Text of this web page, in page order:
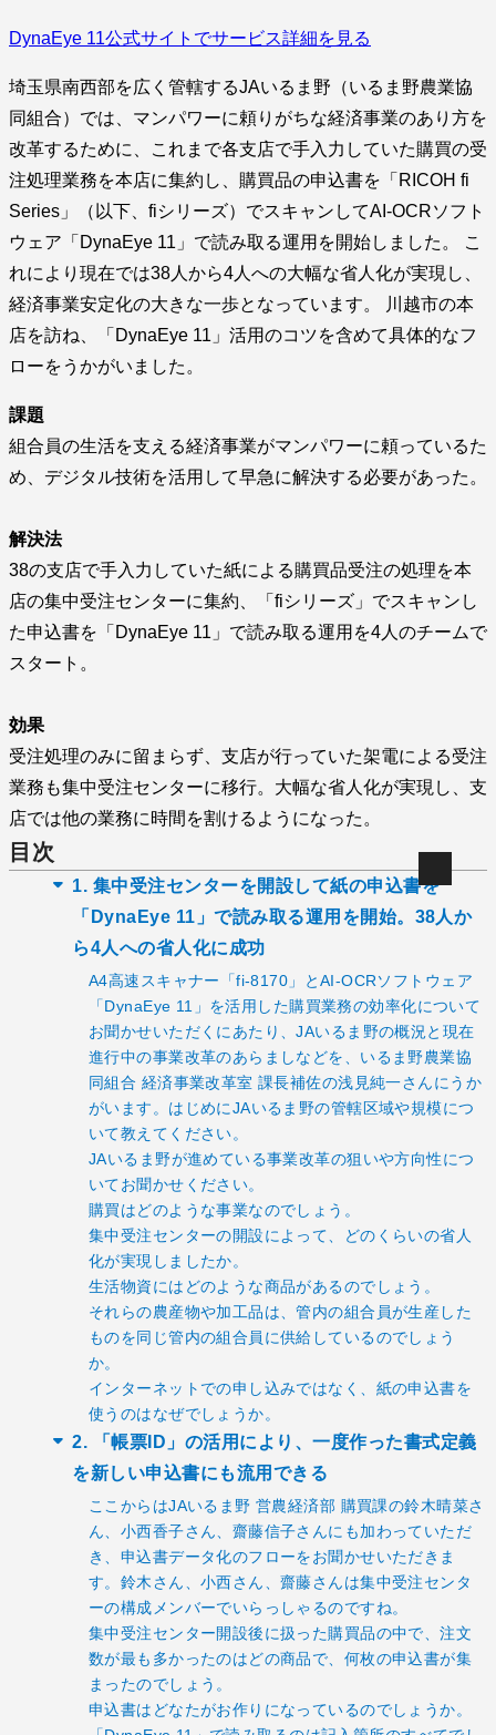
DynaEye 11公式サイトでサービス詳細を見る
埼玉県南西部を広く管轄するJAいるま野（いるま野農業協
同組合）では、マンパワーに頼りがちな経済事業のあり方を
改革するために、これまで各支店で手入力していた購買の受
注処理業務を本店に集約し、購買品の申込書を「RICOH fi
Series」（以下、fiシリーズ）でスキャンしてAI-OCRソフト
ウェア「DynaEye 11」で読み取る運用を開始しました。 こ
れにより現在では38人から4人への大幅な省人化が実現し、
経済事業安定化の大きな一歩となっています。 川越市の本
店を訪ね、「DynaEye 11」活用のコツを含めて具体的なフ
ローをうかがいました。
課題
組合員の生活を支える経済事業がマンパワーに頼っているた
め、デジタル技術を活用して早急に解決する必要があった。
解決法
38の支店で手入力していた紙による購買品受注の処理を本
店の集中受注センターに集約、「fiシリーズ」でスキャンし
た申込書を「DynaEye 11」で読み取る運用を4人のチームで
スタート。
効果
受注処理のみに留まらず、支店が行っていた架電による受注
業務も集中受注センターに移行。大幅な省人化が実現し、支
店では他の業務に時間を割けるようになった。
目次
1. 集中受注センターを開設して紙の申込書を
「DynaEye 11」で読み取る運用を開始。38人か
ら4人への省人化に成功
A4高速スキャナー「fi-8170」とAI-OCRソフトウェア
「DynaEye 11」を活用した購買業務の効率化について
お聞かせいただくにあたり、JAいるま野の概況と現在
進行中の事業改革のあらましなどを、いるま野農業協
同組合 経済事業改革室 課長補佐の浅見純一さんにうか
がいます。はじめにJAいるま野の管轄区域や規模につ
いて教えてください。
JAいるま野が進めている事業改革の狙いや方向性につ
いてお聞かせください。
購買はどのような事業なのでしょう。
集中受注センターの開設によって、どのくらいの省人
化が実現しましたか。
生活物資にはどのような商品があるのでしょう。
それらの農産物や加工品は、管内の組合員が生産した
ものを同じ管内の組合員に供給しているのでしょう
か。
インターネットでの申し込みではなく、紙の申込書を
使うのはなぜでしょうか。
2. 「帳票ID」の活用により、一度作った書式定義
を新しい申込書にも流用できる
ここからはJAいるま野 営農経済部 購買課の鈴木晴菜さ
ん、小西香子さん、齋藤信子さんにも加わっていただ
き、申込書データ化のフローをお聞かせいただきま
す。鈴木さん、小西さん、齋藤さんは集中受注センタ
ーの構成メンバーでいらっしゃるのですね。
集中受注センター開設後に扱った購買品の中で、注文
数が最も多かったのはどの商品で、何枚の申込書が集
まったのでしょう。
申込書はどなたがお作りになっているのでしょうか。